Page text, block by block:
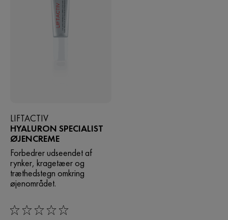
LIFTACTIV
HYALURON SPECIALIST
ØJENCREME
Forbedrer udseendet af
rynker, kragetæer og
træthedstegn omkring
øjenområdet.
0/5